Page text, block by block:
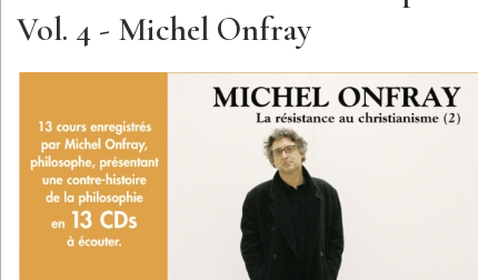
Vol. 4 - Michel Onfray